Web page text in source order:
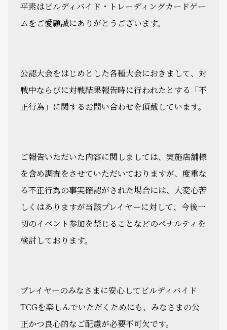
平素はビルディバイド・トレーディングカードゲー
ムをご愛顧誠にありがとうございます。
公認大会をはじめとした各種大会におきまして、対
戦中ならびに対戦結果報告時に行われたとする「不
正行為」に関するお問い合わせを頂戴しています。
ご報告いただいた内容に関しましては、実施店舗様
を含め調査をさせていただいておりますが、度重な
る不正行為の事実確認がされた場合には、大変心苦
しくはありますが当該プレイヤーに対して、今後一
切のイベント参加を禁じることなどのペナルティを
検討しております。
プレイヤーのみなさまに安心してビルディバイド
TCGを楽しんでいただくためにも、みなさまの公
正かつ良心的なご配慮が必要不可欠です。